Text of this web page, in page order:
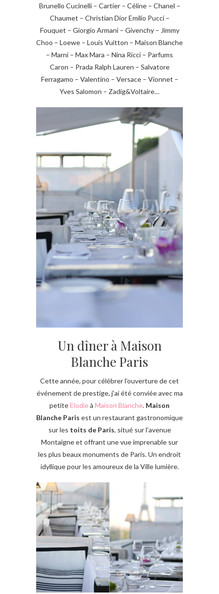
Brunello Cucinelli – Cartier – Céline – Chanel –
Chaumet – Christian Dior Emilio Pucci –
Fouquet – Giorgio Armani – Givenchy – Jimmy
Choo – Loewe – Louis Vuitton – Maison Blanche
– Marni – Max Mara – Nina Ricci – Parfums
Caron – Prada Ralph Lauren – Salvatore
Ferragamo – Valentino – Versace – Vionnet –
Yves Salomon – Zadig&Voltaire…
Un dîner à Maison
Blanche Paris
Cette année, pour célébrer l’ouverture de cet
événement de prestige, j’ai été conviée avec ma
petiteElodieà Maison Blanche. Maison
Blanche Paris est un restaurant gastronomique
sur les toits de Paris, situé sur l’avenue
Montaigne et offrant une vue imprenable sur
les plus beaux monuments de Paris. Un endroit
idyllique pour les amoureux de la Ville lumière.